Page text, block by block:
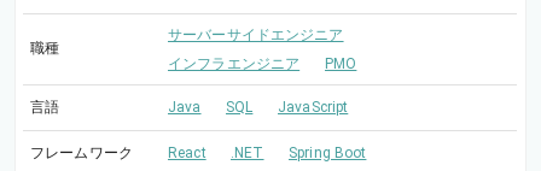
職種
サーバーサイドエンジニア
インフラエンジニア
PMO
言語 Java SQL JavaScript
フレームワーク React .NET Spring Boot